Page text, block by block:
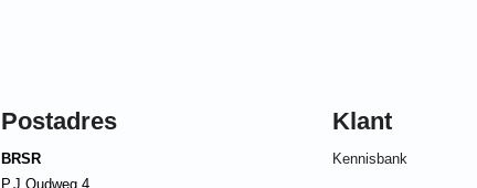
Postadres
BRSR
P.J Oudweg 4
Klant
Kennisbank